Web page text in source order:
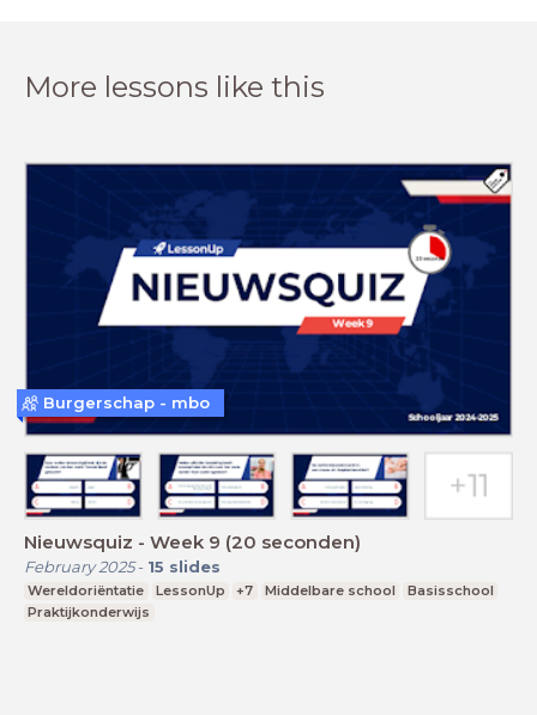
More lessons like this
Nieuwsquiz - Week 9 (20 seconden)
February 2025- 15 slides
Wereldoriëntatie LessonUp +7 Middelbare school
Basisschool
Praktijkonderwijs
Burgerschap - mbo